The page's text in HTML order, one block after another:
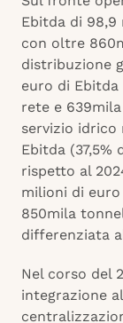
Ebitda di 98,9
con oltre
distribuzione
euro di Ebitda
rete e
servizio idrico
Ebitda
rispetto al
milioni di
850mila
differenziata
Nel corso del
integrazione